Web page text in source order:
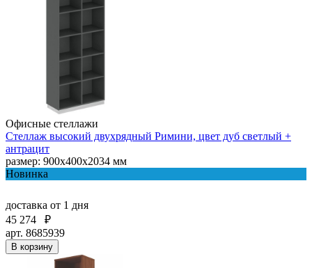
Офисные стеллажи
Стеллаж высокий двухрядный Римини, цвет дуб светлый +
антрацит
размер: 900x400x2034 мм
Новинка
доставка от 1 дня
45 274
₽
арт. 8685939
В корзину